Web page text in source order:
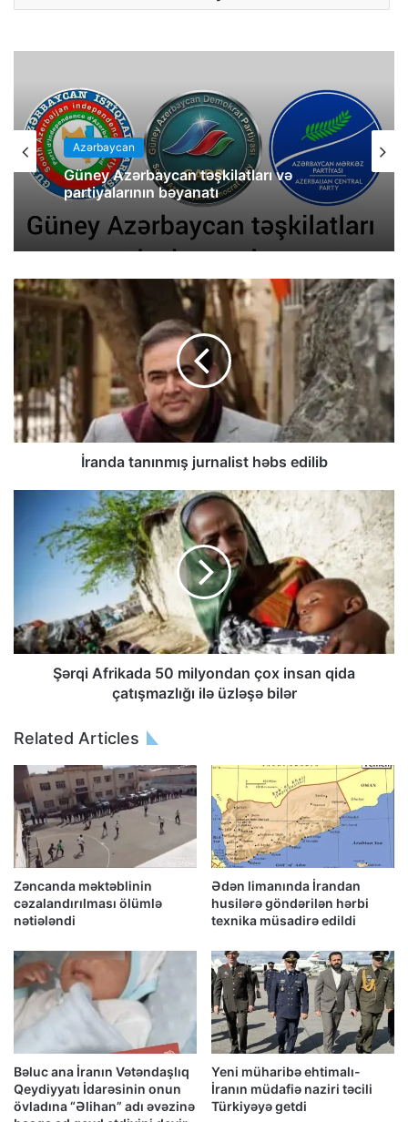
Azərbaycan
Güney Azərbaycan təşkilatları və
partiyalarının bəyanatı
İranda tanınmış jurnalist həbs edilib
Şərqi Afrikada 50 milyondan çox insan qida
çatışmazlığı ilə üzləşə bilər
Related Articles
Zəncanda məktəblinin
cəzalandırılması ölümlə
nətiələndi
Ədən limanında İrandan
husilərə göndərilən hərbi
texnika müsadirə edildi
Bəluc ana İranın Vətəndaşlıq
Qeydiyyatı İdarəsinin onun
övladına “Əlihan” adı əvəzinə
Yeni müharibə ehtimalı-
İranın müdafiə naziri təcili
Türkiyəyə getdi